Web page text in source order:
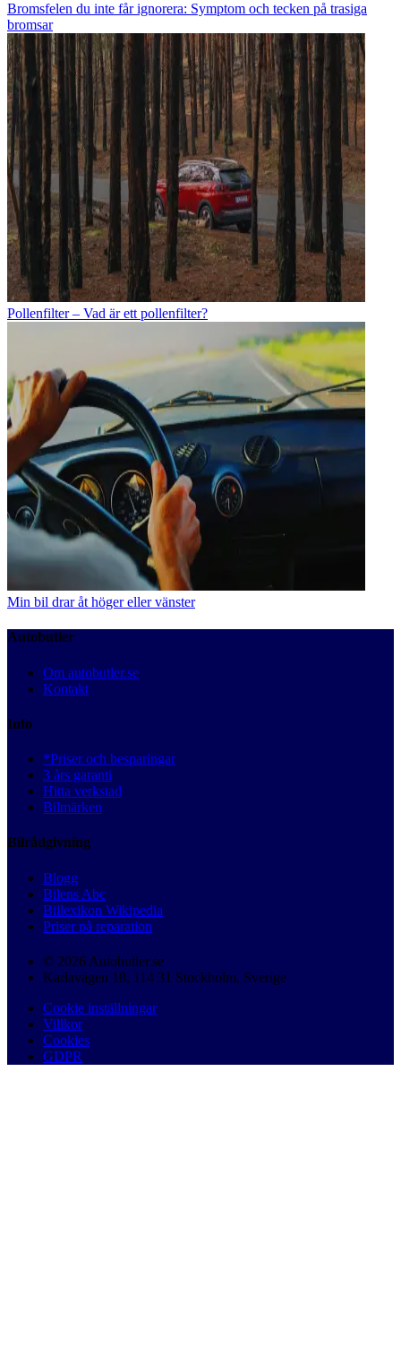
Bromsfelen du inte får ignorera: Symptom och tecken på trasiga
bromsar
Pollenfilter – Vad är ett pollenfilter?
Min bil drar åt höger eller vänster
Autobutler
Om autobutler.se
Kontakt
Info
*Priser och besparingar
3 års garanti
Hitta verkstad
Bilmärken
Bilrådgivning
Blogg
Bilens Abc
Billexikon Wikipedia
Priser på reparation
© 2026 Autobutler.se
Karlavägen 18, 114 31 Stockholm, Sverige
Cookie inställningar
Villkor
Cookies
GDPR